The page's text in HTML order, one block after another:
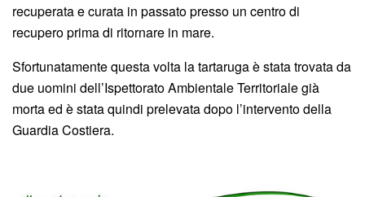
recuperata e curata in passato presso un centro di
recupero prima di ritornare in mare.
Sfortunatamente questa volta la tartaruga è stata trovata da
due uomini dell’Ispettorato Ambientale Territoriale già
morta ed è stata quindi prelevata dopo l’intervento della
Guardia Costiera.